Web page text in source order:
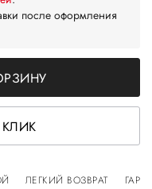
после оформления
КЛИК
ЛЕГКИЙ ВОЗВРАТ